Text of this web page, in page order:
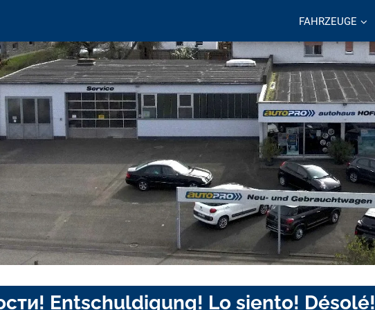
FAHRZEUGE
Entschuldigung! Lo siento! Désolé!